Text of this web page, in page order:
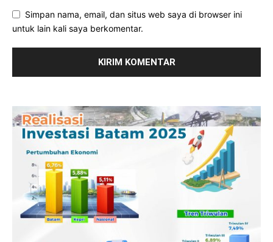
Simpan nama, email, dan situs web saya di browser ini
untuk lain kali saya berkomentar.